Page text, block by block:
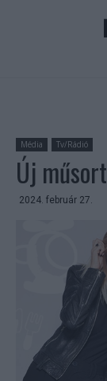
Média Tv/Rádió
Új
2024. február 27.